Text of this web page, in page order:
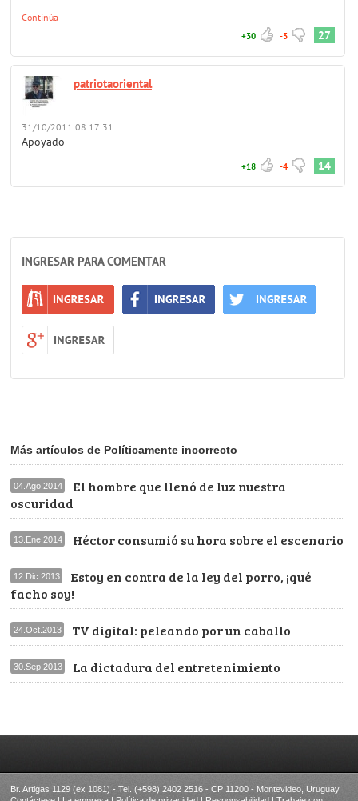
Continúa
+30 -3 27
patriotaoriental
31/10/2011 08:17:31
Apoyado
+18 -4 14
INGRESAR PARA COMENTAR
Más artículos de Políticamente incorrecto
04.Ago.2014
El hombre que llenó de luz nuestra
oscuridad
13.Ene.2014 Héctor consumió su hora sobre el escenario
12.Dic.2013
Estoy en contra de la ley del porro, ¡qué
facho soy!
24.Oct.2013 TV digital: peleando por un caballo
30.Sep.2013 La dictadura del entretenimiento
Br. Artigas 1129 (ex 1081) - Tel. (+598) 2402 2516 - CP 11200 - Montevideo, Uruguay